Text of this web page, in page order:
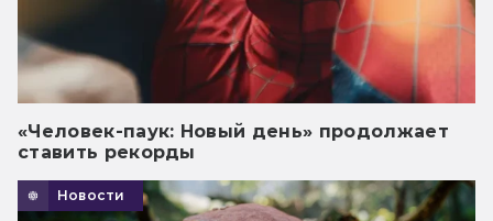
«Человек-паук: Новый день» продолжает
ставить рекорды
Новости